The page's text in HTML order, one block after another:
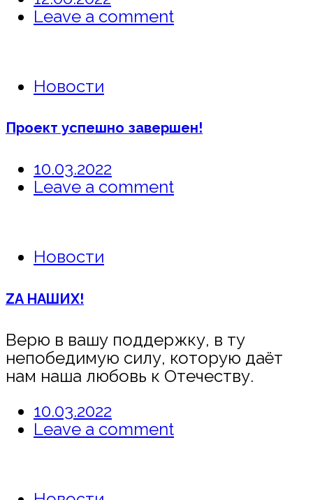
Leave a comment
Новости
Проект успешно завершен!
10.03.2022
Leave a comment
Новости
ZА НАШИХ!
Верю в вашу поддержку, в ту
непобедимую силу, которую даёт
нам наша любовь к Отечеству.
10.03.2022
Leave a comment